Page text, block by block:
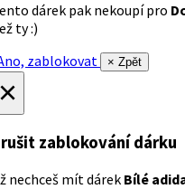
dárek pak nekoupí pro
ty :)
zablokovat
× Zpět
zablokování dárku
nechceš mít dárek Bílé